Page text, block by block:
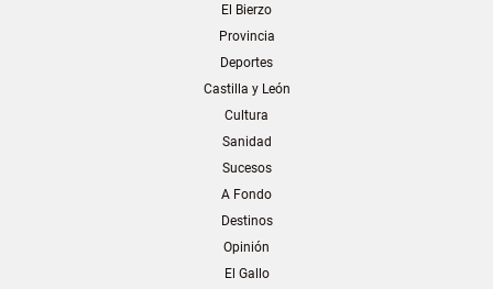
El Bierzo
Provincia
Deportes
Castilla y León
Cultura
Sanidad
Sucesos
A Fondo
Destinos
Opinión
El Gallo